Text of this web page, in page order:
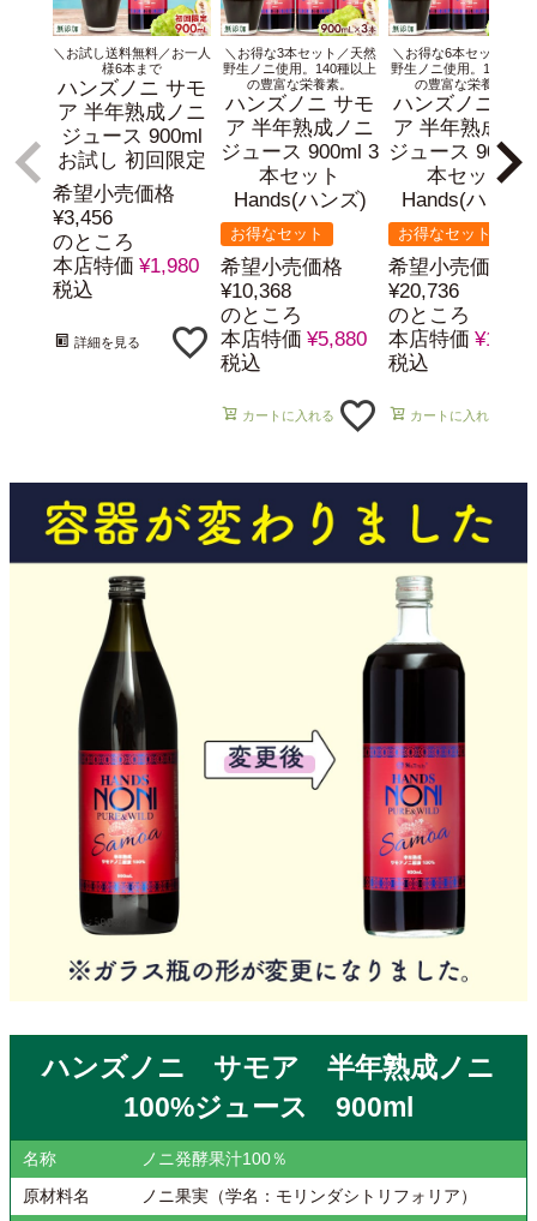
＼お試し送料無料／お一人
様6本まで
ハンズノニ サモ
ア 半年熟成ノニ
ジュース 900ml
お試し 初回限定
希望小売価格
¥3,456
のところ
本店特価 ¥1,980
税込
詳細を見る
＼お得な3本セット／天然
野生ノニ使用。140種以上
の豊富な栄養素。
ハンズノニ サモ
ア 半年熟成ノニ
ジュース 900ml 3
本セット
Hands(ハンズ)
お得なセット
希望小売価格
¥10,368
のところ
本店特価 ¥5,880
税込
カートに入れる
＼お得な6本セット／天
野生ノニ使用。140種以
の豊富な栄養素。
ハンズノニ サ
ア 半年熟成ノ
ジュース 900ml
本セット
Hands(ハンズ)
お得なセット
希望小売価格
¥20,736
のところ
本店特価 ¥
税込
カートに入れる
ハンズノニ サモア 半年熟成ノニ
100%ジュース 900ml
名称
ノニ発酵果汁100％
原材料名
ノニ果実（学名：モリンダシトリフォリア）